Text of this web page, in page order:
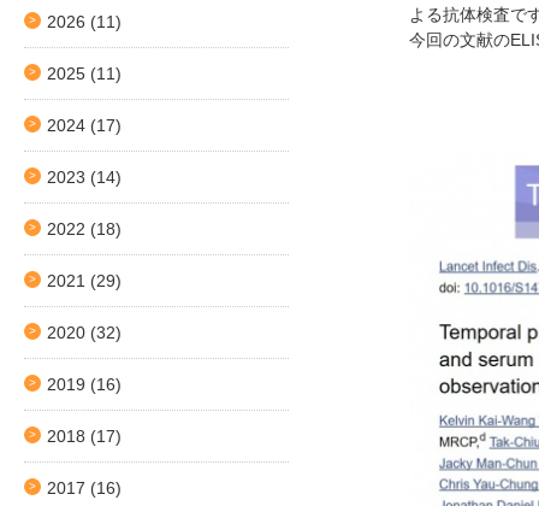
2026 (11)
2025 (11)
2024 (17)
2023 (14)
2022 (18)
2021 (29)
2020 (32)
2019 (16)
2018 (17)
2017 (16)
よる抗体検査で
今回の文献の